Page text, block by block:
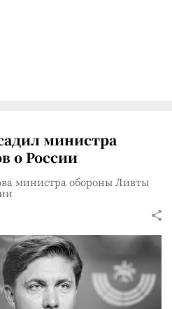
министра
о России
министра обороны Ливты